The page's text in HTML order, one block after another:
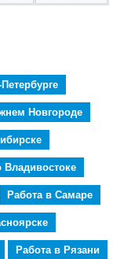
Новгороде
Владивостоке
Работа в Самаре
Работа в Рязани